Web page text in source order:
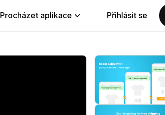
Procházet aplikace Přihlásit se